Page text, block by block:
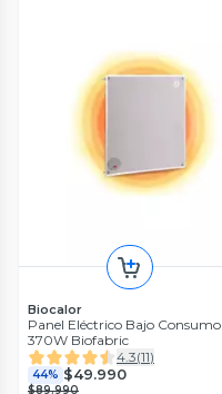
Biocalor
Panel Eléctrico Bajo Consumo
370W Biofabric
4.3(11)
44% $49.990
$89.990